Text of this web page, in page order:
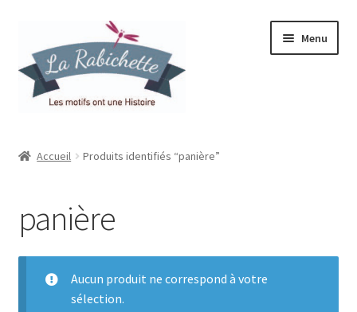
la
navigation
contenu
Menu
Ma liste de souhaits
Mon espace
Mon compte
Accueil Produits identifiés “panière”
panière
Aucun produit ne correspond à votre
sélection.